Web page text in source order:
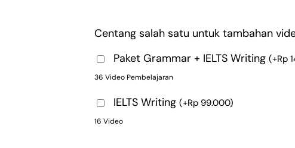
Centang salah satu untuk tambahan
Paket Grammar + IELTS Writing (+Rp
36 Video Pembelajaran
IELTS Writing (+Rp 99.000)
16 Video